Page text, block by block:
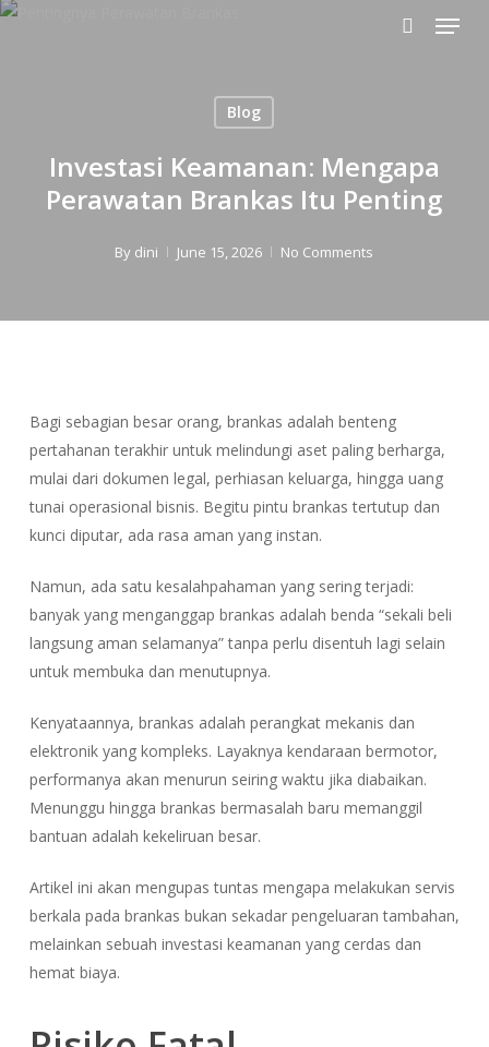
Skip
Menu
Blog
Investasi Keamanan: Mengapa
Perawatan Brankas Itu Penting
By dini June 15, 2026 No Comments
Bagi sebagian besar orang, brankas adalah benteng
pertahanan terakhir untuk melindungi aset paling berharga,
mulai dari dokumen legal, perhiasan keluarga, hingga uang
tunai operasional bisnis. Begitu pintu brankas tertutup dan
kunci diputar, ada rasa aman yang instan.
Namun, ada satu kesalahpahaman yang sering terjadi:
banyak yang menganggap brankas adalah benda “sekali beli
langsung aman selamanya” tanpa perlu disentuh lagi selain
untuk membuka dan menutupnya.
Kenyataannya, brankas adalah perangkat mekanis dan
elektronik yang kompleks. Layaknya kendaraan bermotor,
performanya akan menurun seiring waktu jika diabaikan.
Menunggu hingga brankas bermasalah baru memanggil
bantuan adalah kekeliruan besar.
Artikel ini akan mengupas tuntas mengapa melakukan servis
berkala pada brankas bukan sekadar pengeluaran tambahan,
melainkan sebuah investasi keamanan yang cerdas dan
hemat biaya.